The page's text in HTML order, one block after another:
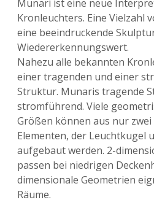
Munari ist eine neue
Kronleuchters. Eine Vielzahl
eine beeindruckende
Wiedererkennungswert.
Nahezu alle bekannten
einer tragenden und einer
Struktur. Munaris tragende
stromführend. Viele
Größen können aus nur
Elementen, der Leuchtkugel
aufgebaut werden. 2-
passen bei niedrigen
dimensionale Geometrien
Räume.